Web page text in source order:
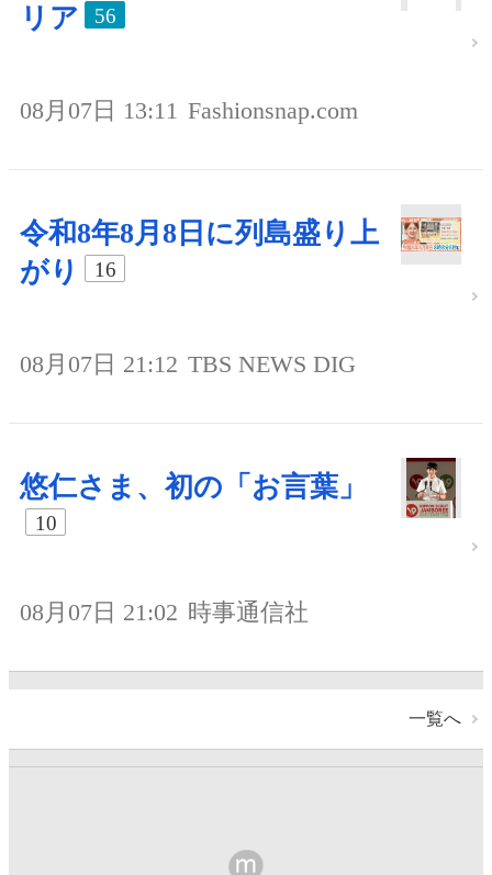
リア
56
08月07日 13:11 Fashionsnap.com
令和8年8月8日に列島盛り上
がり
16
08月07日 21:12 TBS NEWS DIG
悠仁さま、初の「お言葉」
10
08月07日 21:02 時事通信社
一覧へ